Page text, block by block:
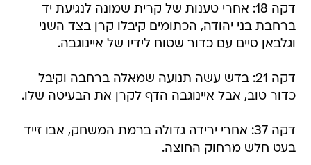
דקה 18: אחרי טענות של קרית שמונה לנגיעת יד
ברחבת בני יהודה, הכתומים קיבלו קרן בצד השני
וגלבאן סיים עם כדור שטוח לידיו של איינוגבה.
דקה 21: בדש עשה תנועה שמאלה ברחבה וקיבל
כדור טוב, אבל איינוגבה הדף לקרן את הבעיטה שלו.
דקה 37: אחרי ירידה גדולה ברמת המשחק, אבו זייד
בעט חלש מרחוק החוצה.